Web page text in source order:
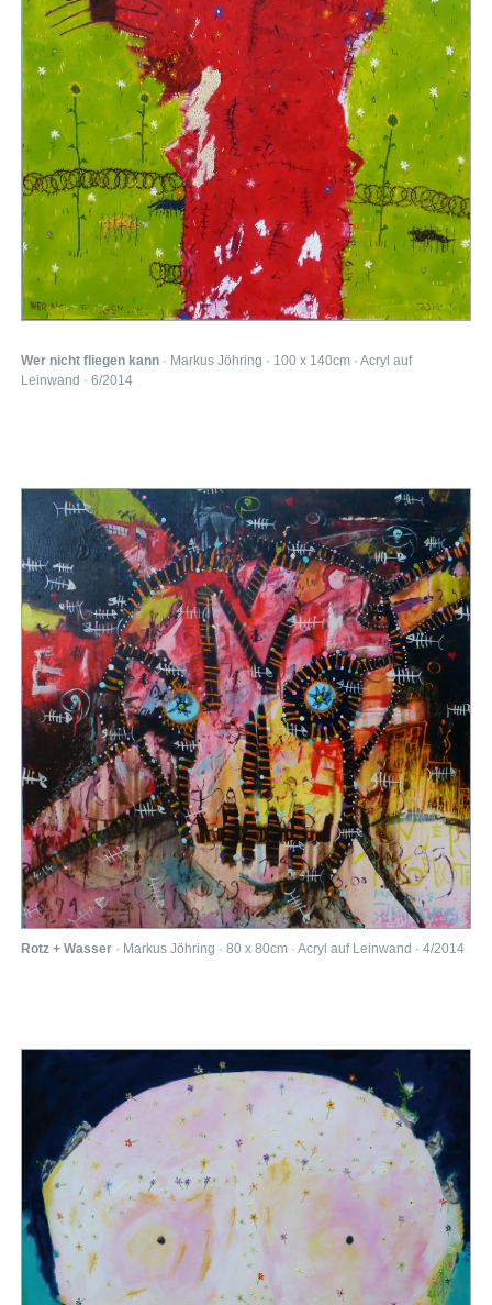
Wer nicht fliegen kann · Markus Jöhring · 100 x 140cm · Acryl auf
Leinwand · 6/2014
Rotz + Wasser · Markus Jöhring · 80 x 80cm · Acryl auf Leinwand · 4/2014